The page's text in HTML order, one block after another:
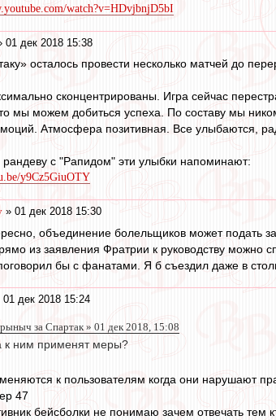
watch?v=HDvjbnjD5bI
01 дек 2018 15:38
осталось провести несколько матчей до
сконцентрированы. Игра сейчас
мы можем добиться успеха. По составу мы
Атмосфера позитивная. Все улыбаются,
рандеву с "Рапидом" эти улыбки напоминают:
y9Cz5GiuOTY
» 01 дек 2018 15:30
объединение болельщиков может подать
из заявления Фратрии к руководству
бы с фанатами. Я б съездил даже в
01 дек 2018 15:24
за Спартак » 01 дек 2018, 15:08
к ним применят меры?
к пользователям когда они нарушают
47
бейсболки не понимаю зачем отвечать